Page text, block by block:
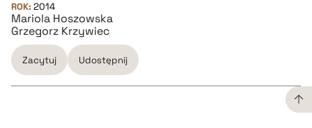
ROK: 2014
Mariola Hoszowska
Grzegorz Krzywiec
Zacytuj Udostępnij